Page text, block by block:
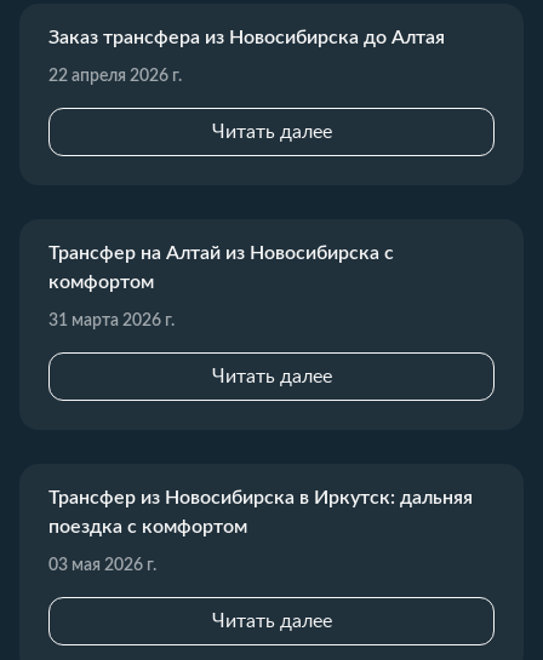
Заказ трансфера из Новосибирска до Алтая
22 апреля 2026 г.
Читать далее
Трансфер на Алтай из Новосибирска с
комфортом
31 марта 2026 г.
Читать далее
Трансфер из Новосибирска в Иркутск: дальняя
поездка с комфортом
03 мая 2026 г.
Читать далее